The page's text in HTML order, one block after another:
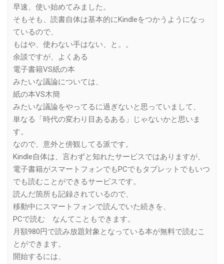
早速、使い始めてみました。
そもそも、読書自体は基本的にKindleをつかうようになっ
ているので、
もはや、使わない手はない、と。。
余談ですが、よくある
電子書籍VS紙の本
みたいな議論については、
紙の本VS木簡
みたいな議論をやってるに過ぎないと思っていまして、
単なる「時代の変わり目あるある」じゃないかと思いま
す。
なので、意外と傍観してる派です。
Kindle自体は、言わずと知れたサービスではありますが、
電子書籍がスマートフォンでもPCでもタブレットでもいつ
でも読むことができるサービスです。
読んだ箇所も記録されているので、
移動中にスマートフォンで読んでいた続きを、
PCで読む なんてこともできます。
月額980円で読み放題対象となっている本が無料で読むこ
とができます。
開始するには、